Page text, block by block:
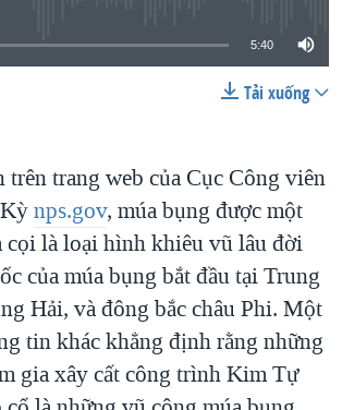
5:40
Tải xuống
trang web của Cục Công viên
nps.gov, múa bụng được một
cọi là loại hình khiêu vũ lâu đời
của múa bụng bắt đầu tại Trung
Hải, và đông bắc châu Phi. Một
tin khác khẳng định rằng những
gia xây cất công trình Kim Tự